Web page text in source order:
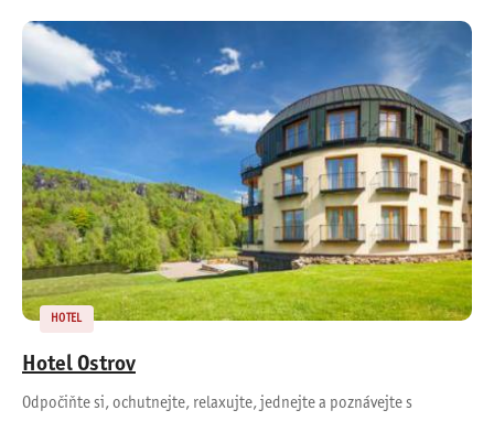
HOTEL
Hotel Ostrov
Odpočiňte si, ochutnejte, relaxujte, jednejte a poznávejte s